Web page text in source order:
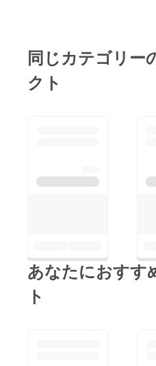
同じカテゴリー
クト
あなたにおすす
ト